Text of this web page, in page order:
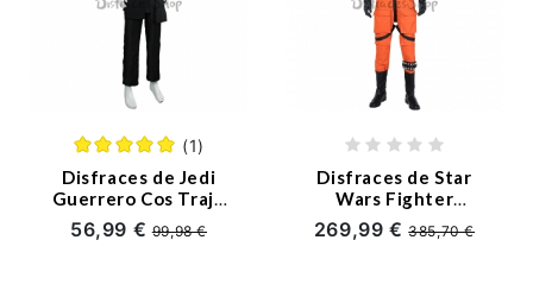
(1)
Disfraces de Jedi
Guerrero Cos Traje
Halloween para
Hombres
56,99 €99,98 €
Disfraces de Star
Wars Fighter
Squadron Cosplay -
Personalizado
269,99 €385,70 €